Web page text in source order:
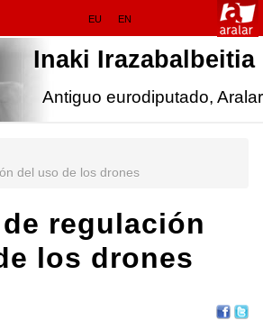
EU EN
Inaki Irazabalbeitia
Antiguo eurodiputado, Aralar
del uso de los drones
regulación
los drones